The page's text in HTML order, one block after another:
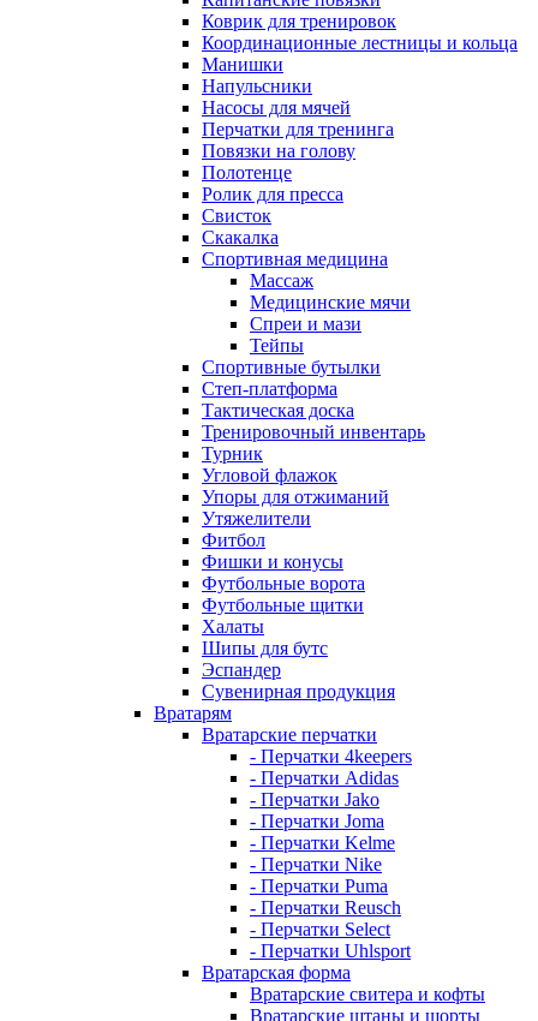
Коврик для тренировок
Координационные лестницы и кольца
Манишки
Напульсники
Насосы для мячей
Перчатки для тренинга
Повязки на голову
Полотенце
Ролик для пресса
Свисток
Скакалка
Спортивная медицина
Массаж
Медицинские мячи
Спреи и мази
Тейпы
Спортивные бутылки
Степ-платформа
Тактическая доска
Тренировочный инвентарь
Турник
Угловой флажок
Упоры для отжиманий
Утяжелители
Фитбол
Фишки и конусы
Футбольные ворота
Футбольные щитки
Халаты
Шипы для бутс
Эспандер
Сувенирная продукция
Вратарям
Вратарские перчатки
- Перчатки 4keepers
- Перчатки Adidas
- Перчатки Jako
- Перчатки Joma
- Перчатки Kelme
- Перчатки Nike
- Перчатки Puma
- Перчатки Reusch
- Перчатки Select
- Перчатки Uhlsport
Вратарская форма
Вратарские свитера и кофты
Вратарские штаны и шорты